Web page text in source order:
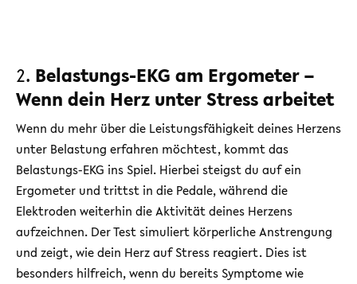
2. Belastungs-EKG am Ergometer –
Wenn dein Herz unter Stress arbeitet
Wenn du mehr über die Leistungsfähigkeit deines Herzens
unter Belastung erfahren möchtest, kommt das
Belastungs-EKG ins Spiel. Hierbei steigst du auf ein
Ergometer und trittst in die Pedale, während die
Elektroden weiterhin die Aktivität deines Herzens
aufzeichnen. Der Test simuliert körperliche Anstrengung
und zeigt, wie dein Herz auf Stress reagiert. Dies ist
besonders hilfreich, wenn du bereits Symptome wie